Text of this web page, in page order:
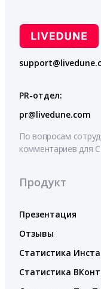
PR-отдел:
pr@livedune.com
По вопросам
комментариев для
Продукт
Презентация
Отзывы
Статистика
Статистика